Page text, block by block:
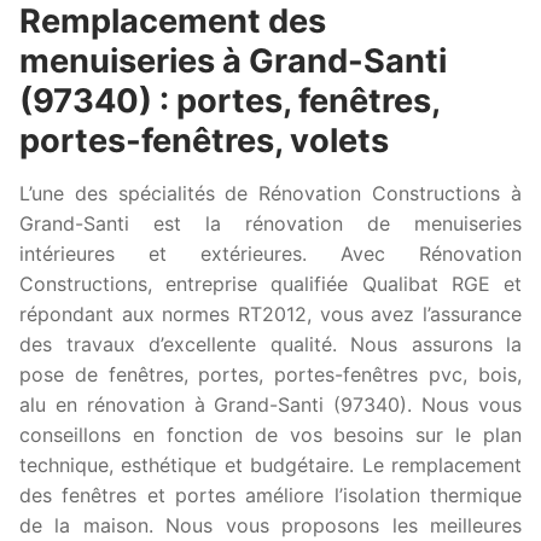
Remplacement des
menuiseries à Grand-Santi
(97340) : portes, fenêtres,
portes-fenêtres, volets
L’une des spécialités de Rénovation Constructions à
Grand-Santi est la rénovation de menuiseries
intérieures et extérieures. Avec Rénovation
Constructions, entreprise qualifiée Qualibat RGE et
répondant aux normes RT2012, vous avez l’assurance
des travaux d’excellente qualité. Nous assurons la
pose de fenêtres, portes, portes-fenêtres pvc, bois,
alu en rénovation à Grand-Santi (97340). Nous vous
conseillons en fonction de vos besoins sur le plan
technique, esthétique et budgétaire. Le remplacement
des fenêtres et portes améliore l’isolation thermique
de la maison. Nous vous proposons les meilleures